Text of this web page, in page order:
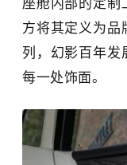
座舱内部的定制
方将其定义为品
列，幻影百年发
每一处饰面。